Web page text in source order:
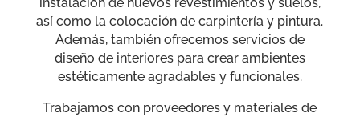
así como la colocación de carpintería y pintura.
Además, también ofrecemos servicios de
diseño de interiores para crear ambientes
estéticamente agradables y funcionales.
Trabajamos con proveedores y materiales de